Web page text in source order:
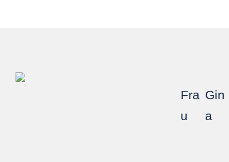
Fra
u
Gin
a